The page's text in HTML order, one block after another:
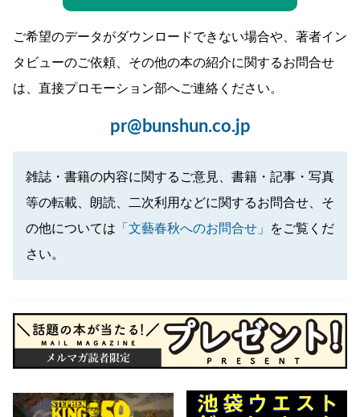
ご希望のデータがダウンロードできない場合や、著者イン
タビューのご依頼、その他の本の紹介に関するお問合せ
は、直接プロモーション部へご連絡ください。
pr@bunshun.co.jp
雑誌・書籍の内容に関するご意見、書籍・記事・写真
等の転載、朗読、二次利用などに関するお問合せ、そ
の他については 「文藝春秋へのお問合せ」
をご覧くだ
さい。